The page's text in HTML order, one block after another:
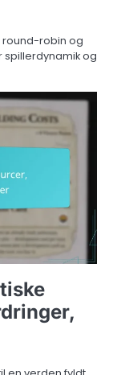
round-robin og
og